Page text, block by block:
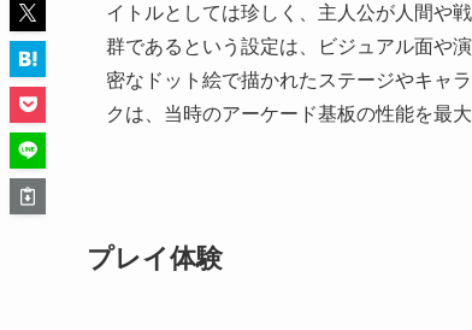
イトルとしては珍しく、主人公が人間や
群であるという設定は、ビジュアル面や
密なドット絵で描かれたステージやキャ
クは、当時のアーケード基板の性能を最
プレイ体験